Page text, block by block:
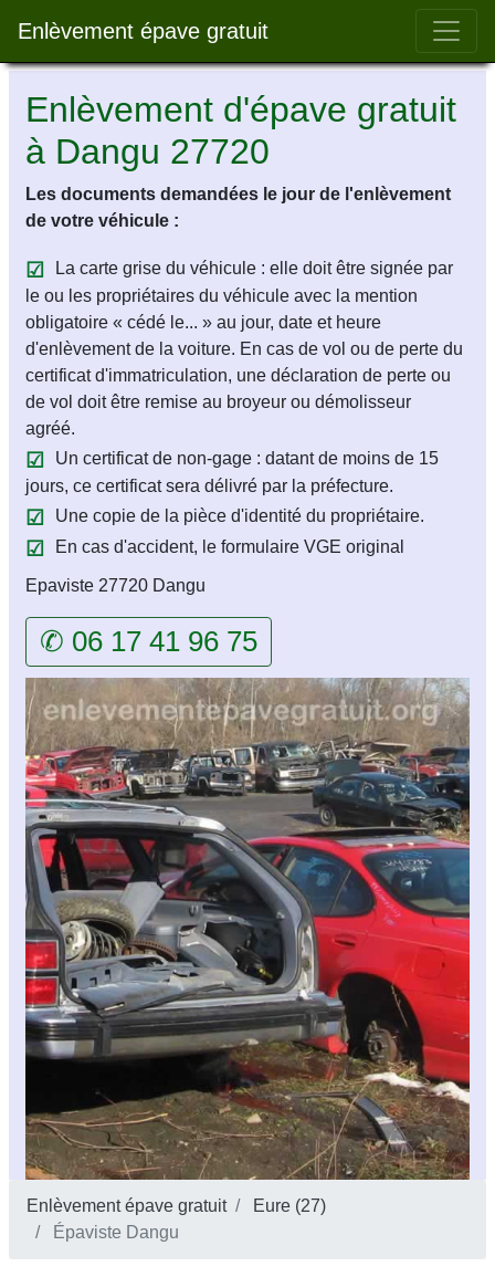
Enlèvement épave gratuit Bar
Enlèvement d'épave gratuit
à Dangu 27720
Les documents demandées le jour de l'enlèvement
de votre véhicule :
La carte grise du véhicule : elle doit être signée par
le ou les propriétaires du véhicule avec la mention
obligatoire « cédé le... » au jour, date et heure
d'enlèvement de la voiture. En cas de vol ou de perte du
certificat d'immatriculation, une déclaration de perte ou
de vol doit être remise au broyeur ou démolisseur
agréé.
Un certificat de non-gage : datant de moins de 15
jours, ce certificat sera délivré par la préfecture.
Une copie de la pièce d'identité du propriétaire.
En cas d'accident, le formulaire VGE original
Epaviste 27720 Dangu
✆ 06 17 41 96 75
Enlèvement épave gratuit
Eure (27)
Épaviste Dangu